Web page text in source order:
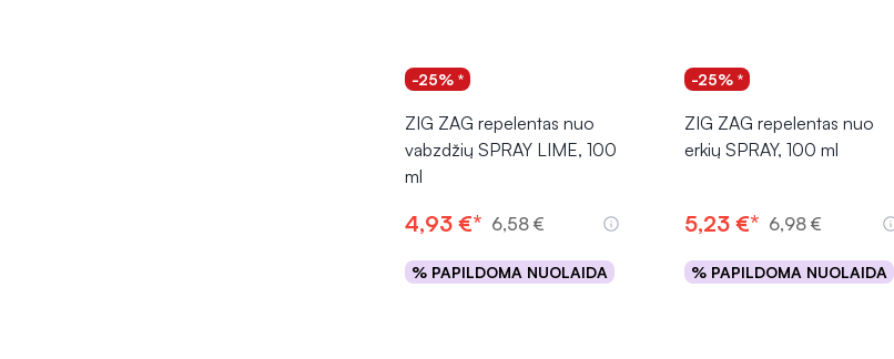
-25% *
ZIG ZAG repelentas nuo
vabzdžių SPRAY LIME, 100
ml
4,93 €* 6,58 €
% PAPILDOMA NUOLAIDA
Į krepšelį
-25% *
ZIG ZAG repelentas nuo
erkių SPRAY, 100 ml
5,23 €* 6,98 €
% PAPILDOMA NUOLAIDA
Į krepšelį